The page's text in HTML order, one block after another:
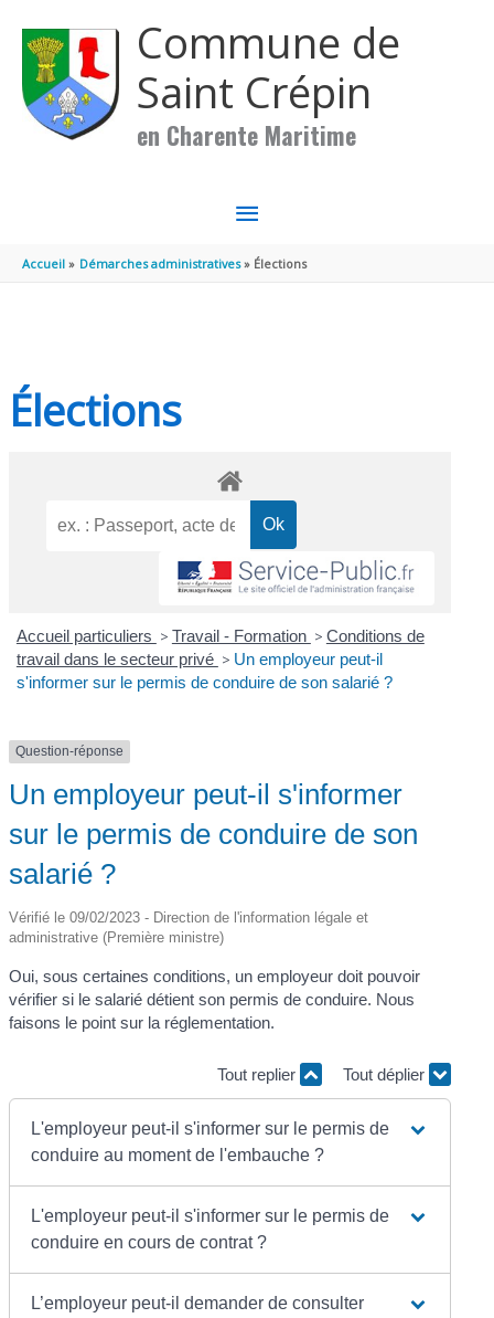
Commune de
Saint Crépin
en Charente Maritime
MENU
PRINCIPAL
Accueil Démarches administratives Élections
Élections
Accueil particuliers > Travail - Formation > Conditions de
travail dans le secteur privé > Un employeur peut-il
s'informer sur le permis de conduire de son salarié ?
Question-réponse
Un employeur peut-il s'informer
sur le permis de conduire de son
salarié ?
Vérifié le 09/02/2023 - Direction de l'information légale et
administrative (Première ministre)
Oui, sous certaines conditions, un employeur doit pouvoir
vérifier si le salarié détient son permis de conduire. Nous
faisons le point sur la réglementation.
Tout replier Tout déplier
L'employeur peut-il s'informer sur le permis de
conduire au moment de l'embauche ?
L'employeur peut-il s'informer sur le permis de
conduire en cours de contrat ?
L’employeur peut-il demander de consulter